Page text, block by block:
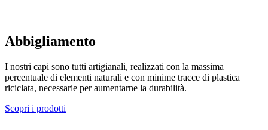
Abbigliamento
I nostri capi sono tutti artigianali, realizzati con la massima
percentuale di elementi naturali e con minime tracce di plastica
riciclata, necessarie per aumentarne la durabilità.
Scopri i prodotti